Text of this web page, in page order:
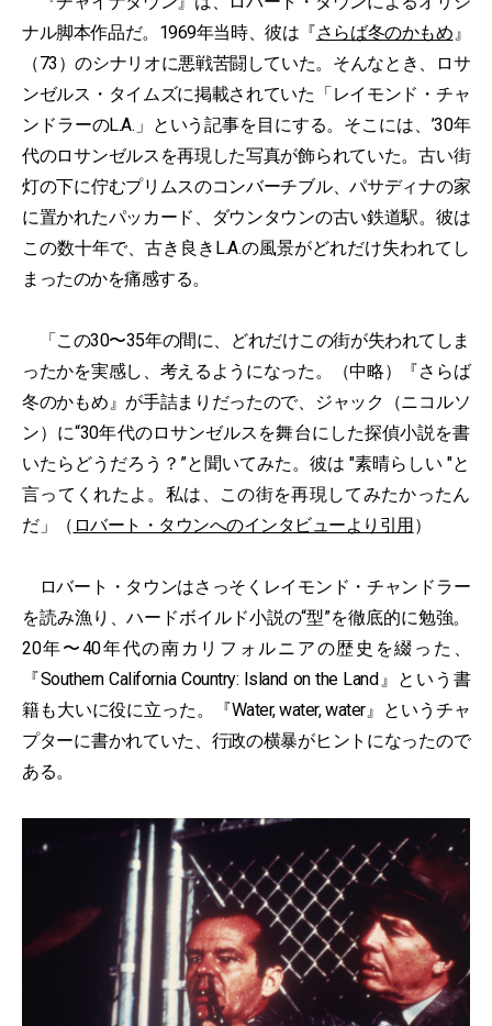
ナル脚本作品だ。1969年当時、彼は『さらば冬のかもめ』
（73）のシナリオに悪戦苦闘していた。そんなとき、ロサ
ンゼルス・タイムズに掲載されていた「レイモンド・チャ
ンドラーのL.A.」という記事を目にする。そこには、’30年
代のロサンゼルスを再現した写真が飾られていた。古い街
灯の下に佇むプリムスのコンバーチブル、パサディナの家
に置かれたパッカード、ダウンタウンの古い鉄道駅。彼は
この数十年で、古き良きL.A.の風景がどれだけ失われてし
まったのかを痛感する。
「この30〜35年の間に、どれだけこの街が失われてしま
ったかを実感し、考えるようになった。（中略）『さらば
冬のかもめ』が手詰まりだったので、ジャック（ニコルソ
ン）に“30年代のロサンゼルスを舞台にした探偵小説を書
いたらどうだろう？”と聞いてみた。彼は "素晴らしい "と
言ってくれたよ。私は、この街を再現してみたかったん
だ」（ ロバート・タウンへのインタビューより引用）
ロバート・タウンはさっそくレイモンド・チャンドラー
を読み漁り、ハードボイルド小説の“型”を徹底的に勉強。
20年〜40年代の南カリフォルニアの歴史を綴った、
『Southern California Country: Island on the Land』という書
籍も大いに役に立った。『Water, water, water』というチャ
プターに書かれていた、行政の横暴がヒントになったので
ある。